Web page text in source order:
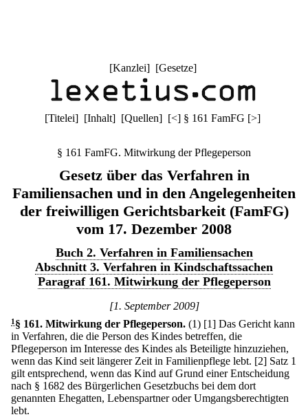
[Kanzlei] [Gesetze]
[Titelei] [Inhalt] [Quellen] [<] § 161 FamFG [>]
§ 161 FamFG. Mitwirkung der Pflegeperson
Gesetz über das Verfahren in
Familiensachen und in den Angelegenheiten
der freiwilligen Gerichtsbarkeit (FamFG)
vom 17. Dezember 2008
Buch 2. Verfahren in Familiensachen
Abschnitt 3. Verfahren in Kindschaftssachen
Paragraf 161. Mitwirkung der Pflegeperson
[1. September 2009]
1 § 161. Mitwirkung der Pflegeperson. (1) [1] Das Gericht kann
in Verfahren, die die Person des Kindes betreffen, die
Pflegeperson im Interesse des Kindes als Beteiligte hinzuziehen,
wenn das Kind seit längerer Zeit in Familienpflege lebt. [2] Satz 1
gilt entsprechend, wenn das Kind auf Grund einer Entscheidung
nach § 1682 des Bürgerlichen Gesetzbuchs bei dem dort
genannten Ehegatten, Lebenspartner oder Umgangsberechtigten
lebt.